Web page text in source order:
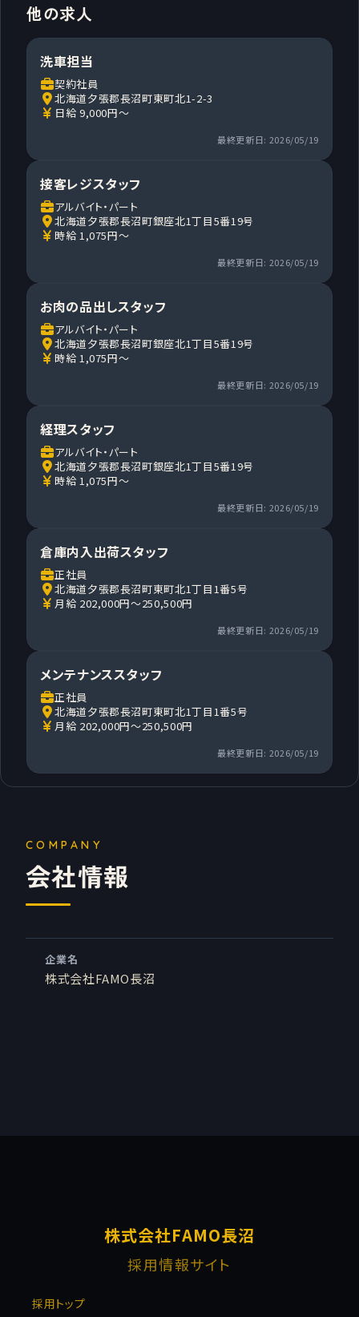
他の求人
洗車担当
契約社員
北海道夕張郡長沼町東町北1-2-3
日給 9,000円～
最終更新日: 2026/05/19
接客レジスタッフ
アルバイト・パート
北海道夕張郡長沼町銀座北1丁目5番19号
時給 1,075円～
最終更新日: 2026/05/19
お肉の品出しスタッフ
アルバイト・パート
北海道夕張郡長沼町銀座北1丁目5番19号
時給 1,075円～
最終更新日: 2026/05/19
経理スタッフ
アルバイト・パート
北海道夕張郡長沼町銀座北1丁目5番19号
時給 1,075円～
最終更新日: 2026/05/19
倉庫内入出荷スタッフ
正社員
北海道夕張郡長沼町東町北1丁目1番5号
月給 202,000円～250,500円
最終更新日: 2026/05/19
メンテナンススタッフ
正社員
北海道夕張郡長沼町東町北1丁目1番5号
月給 202,000円～250,500円
最終更新日: 2026/05/19
会社情報
企業名
株式会社FAMO長沼
株式会社FAMO長沼
採用情報サイト
採用トップ